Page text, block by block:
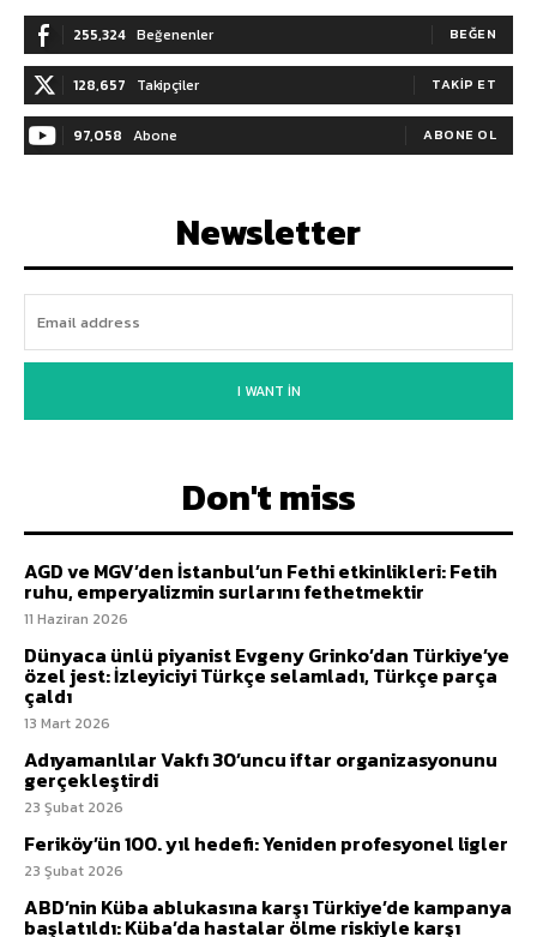
255,324 Beğenenler BEĞEN
128,657 Takipçiler TAKIP ET
97,058 Abone ABONE OL
Newsletter
I WANT IN
Don't miss
AGD ve MGV’den İstanbul’un Fethi etkinlikleri: Fetih
ruhu, emperyalizmin surlarını fethetmektir
11 Haziran 2026
Dünyaca ünlü piyanist Evgeny Grinko’dan Türkiye’ye
özel jest: İzleyiciyi Türkçe selamladı, Türkçe parça
çaldı
13 Mart 2026
Adıyamanlılar Vakfı 30’uncu iftar organizasyonunu
gerçekleştirdi
23 Şubat 2026
Feriköy’ün 100. yıl hedefi: Yeniden profesyonel ligler
23 Şubat 2026
ABD’nin Küba ablukasına karşı Türkiye’de kampanya
başlatıldı: Küba’da hastalar ölme riskiyle karşı